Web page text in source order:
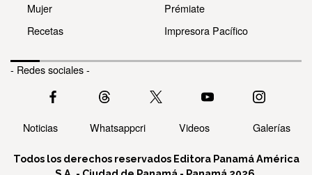
Mujer
Recetas
Prémiate
Impresora Pacífico
- Redes sociales -
Noticias Whatsappcri Videos Galerías
Todos los derechos reservados Editora Panamá América